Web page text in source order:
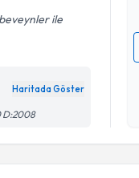
ile
Haritada Göster
D:2008